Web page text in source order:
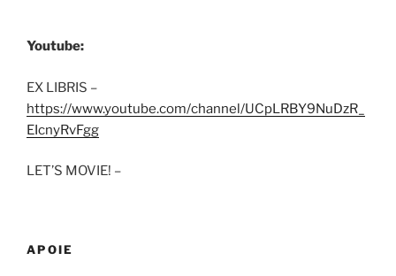
Youtube:
EX LIBRIS –
https://www.youtube.com/channel/UCpLRBY9NuDzR_
EIcnyRvFgg
LET’S MOVIE! –
APOIE